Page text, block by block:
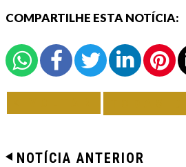
COMPARTILHE ESTA NOTÍCIA:
NOTÍCIA ANTERIOR